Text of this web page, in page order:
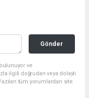
Gönder
ve
ilgili doğrudan veya dolaylı
tüm yorumlardan site